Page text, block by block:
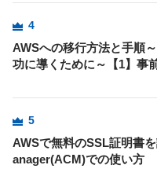
4
AWSへの移行方法と手順
功に導くために～【1】事
5
AWSで無料のSSL証明書
anager(ACM)での使い方